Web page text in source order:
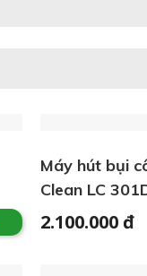
Máy hút bụi
Clean LC
2.100.000 đ